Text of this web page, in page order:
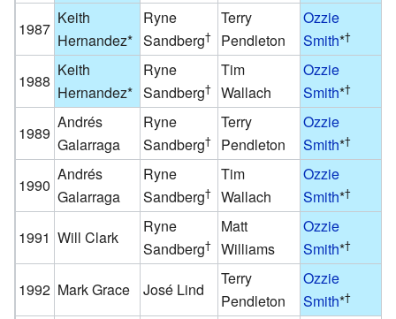
1987
Keith
Hernandez*
Ryne
Sandberg†
Terry
Pendleton
Ozzie
Smith*†
1988
Keith
Hernandez*
Ryne
Sandberg†
Tim
Wallach
Ozzie
Smith*†
1989
Andrés
Galarraga
Ryne
Sandberg†
Terry
Pendleton
Ozzie
Smith*†
1990
Andrés
Galarraga
Ryne
Sandberg†
Tim
Wallach
Ozzie
Smith*†
1991 Will Clark
Ryne
Sandberg†
Matt
Williams
Ozzie
Smith*†
1992 Mark Grace José Lind
Terry
Pendleton
Ozzie
Smith*†